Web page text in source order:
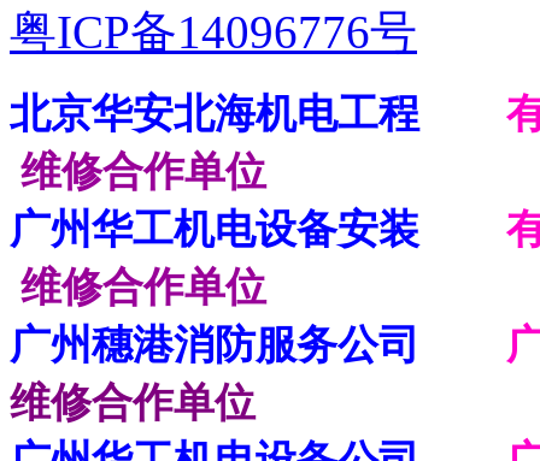
粤ICP备14096776号
北京华安北海机电工程
维修合作单位
广州华工机电设备安装
维修合作单位
广州穗港消防服务公司
维修合作单位